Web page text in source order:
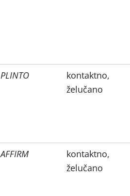
PLINTO
kontaktno,
želučano
AFFIRM
kontaktno,
želučano